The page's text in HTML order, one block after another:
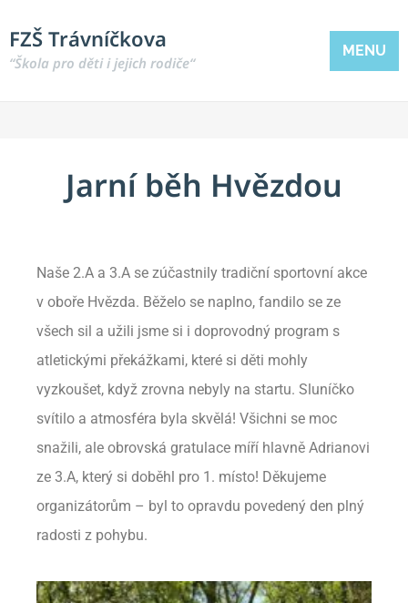
FZŠ Trávníčkova
“Škola pro děti i jejich rodiče“
MENU
Jarní běh Hvězdou
Naše 2.A a 3.A se zúčastnily tradiční sportovní akce
v oboře Hvězda. Běželo se naplno, fandilo se ze
všech sil a užili jsme si i doprovodný program s
atletickými překážkami, které si děti mohly
vyzkoušet, když zrovna nebyly na startu. Sluníčko
svítilo a atmosféra byla skvělá! Všichni se moc
snažili, ale obrovská gratulace míří hlavně Adrianovi
ze 3.A, který si doběhl pro 1. místo! Děkujeme
organizátorům – byl to opravdu povedený den plný
radosti z pohybu.